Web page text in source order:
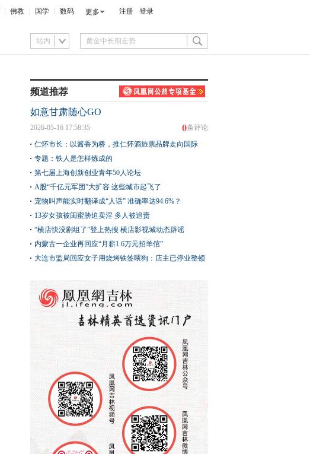
佛教 国学 数码 更多 注册 登录
站内
频道推荐
如意甘肃随心GO
0条评论
2026-05-16 17:58:35
仁怀市长：以酱香为桥，推仁怀酒旅票品牌走向国际
专题：铁人是怎样炼成的
第七届上海创新创业青年50人论坛
A股“千亿元军团”大扩容 这些城市起飞了
宠物叫声能实时翻译成“人话” 准确率达94.6%？
13岁女孩被闺蜜胁迫卖淫 多人被追责
“横店快没剧组了”登上热搜 横店影视城动态辟谣
内蒙古一企业再回应“月薪1.6万元招羊倌”
大连市监局回应女子用烧烤铁签喂狗：店主已停业整顿